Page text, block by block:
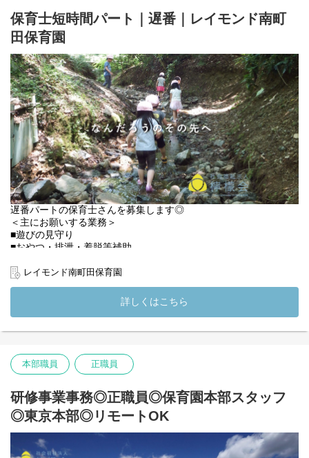
食べ、自分で点てたお茶をいただきます。苦いけどこの味好き！
苦い！など色々な反応がありますが、またやりたい!!と待ち遠しい
時間です。
◇◆【私たちが大切にしていること】◇◆
檸檬会のビジョンは「本当に子どものための保育を」。
1日のスケジュールを先生が決めて、「これから◎◎の時間です」
と指示を出す「大人の都合の保育」ではなく、子どもが様々なも
のに興味を持ち、自分たちで考えて行動できるよう、「子どもの
主体性を大切にする保育」を実現しています。
子どもの遊びが深まるとき、そこにあるのは探求心。
「なんだろう」の向こうには、どんな世界があるのだろう？と、
子どもたちが自らその扉を開け、踏み込んでいけるよう、保育に
関わるすべてのスタッフで取り組んでいます。
◇◆【私たちが大切にしていること】◇◆
檸檬会のビジョンは「本当に子どものための保育を」。
1日のスケジュールを先生が決めて、「これから◎◎の時間です」
と指示を出す「大人の都合の保育」ではなく、子どもが様々なも
主体性を大切にする保育」を実現しています。
「なんだろう」の向こうには、どんな世界があるのだろう？と、
子どもたちが自らその扉を開け、踏み込んでいけるよう、保育に
関わるすべてのスタッフで取り組んでいます。
保育士短時間パート｜遅番｜レイモンド南町
田保育園
遅番パートの保育士さんを募集します◎
＜主にお願いする業務＞
■遊びの見守り
■おやつ・排泄・着脱等補助
■保護者様応対
■片付け・清掃・ごみ捨て
★扶養内OKです！ご希望お知らせください♪
【森へいこう】年間を通して自然に親しむ園外保育
【探求心を育む】1人ひとりの遊びや興味を大事にする保育
【遊び込めるコーナー】大人が押し付けるのではなく、子どもが
やりたいことに夢中になれる
【理念】大人の都合で押し付ける保育ではなく、「子ども主体」
の保育
レイモンド南町田保育園
詳しくはこちら
本部職員 正職員
研修事業事務◎正職員◎保育園本部スタッフ
◎東京本部◎リモートOK